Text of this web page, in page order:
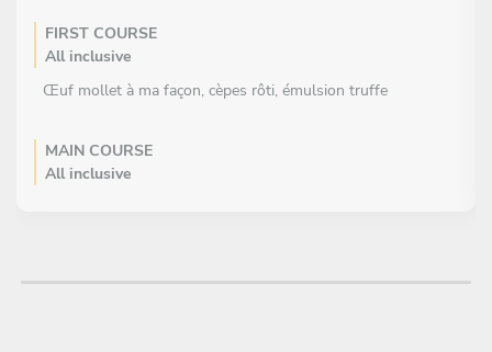
FIRST COURSE
All inclusive
Œuf mollet à ma façon, cèpes rôti, émulsion truffe
MAIN COURSE
All inclusive
All inclusive